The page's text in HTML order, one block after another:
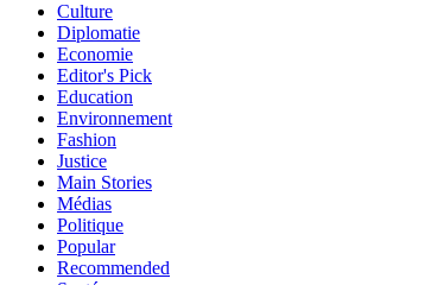
Culture
Diplomatie
Economie
Editor's Pick
Education
Environnement
Fashion
Justice
Main Stories
Médias
Politique
Popular
Recommended